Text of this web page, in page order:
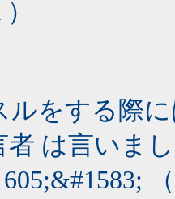
ルをする際
者 は言いま